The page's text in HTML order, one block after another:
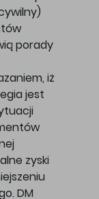
porady
iż
jest
zyski
DM